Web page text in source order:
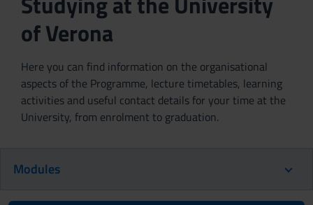
of Verona
Here you can find information on the organisational
aspects of the Programme, lecture timetables, learning
activities and useful contact details for your time at the
University, from enrolment to graduation.
Modules